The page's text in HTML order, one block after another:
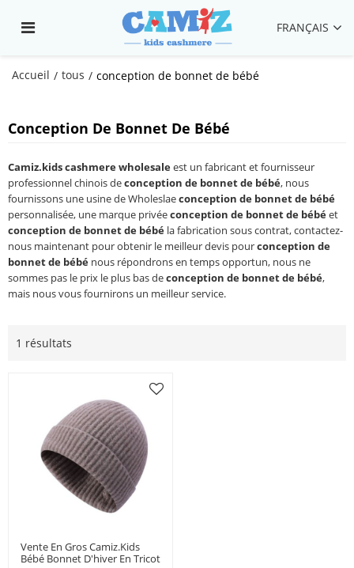
FRANÇAIS
Accueil / tous / conception de bonnet de bébé
Conception De Bonnet De Bébé
Camiz.kids cashmere wholesaleest un fabricant et fournisseur
professionnel chinois deconception de bonnet de bébé, nous
fournissons une usine de Wholeslaeconception de bonnet de bébé
personnalisée, une marque privéeconception de bonnet de bébéet
conception de bonnet de bébé la fabrication sous contrat, contactez-
nous maintenant pour obtenir le meilleur devis pourconception de
bonnet de bébé nous répondrons en temps opportun, nous ne
sommes pas le prix le plus bas deconception de bonnet de bébé,
mais nous vous fournirons un meilleur service.
1 résultats
Vente En Gros Camiz.kids
Bébé Bonnet D'hiver En Tricot